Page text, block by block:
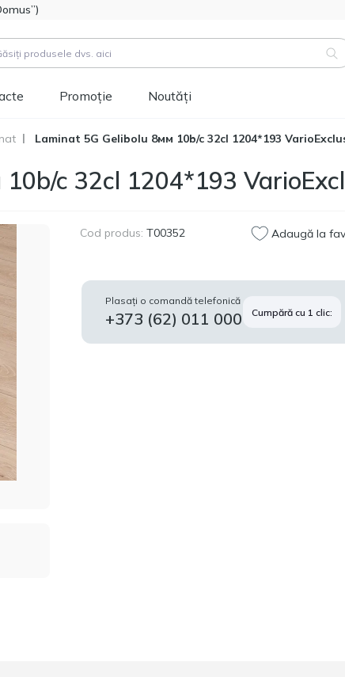
Promoție Noutăți
Cod produs: 111112
Hidroizolatie bitum-
Mastic, 4,5kg
514.60
Vopsea siliconică
pentru fațadă
Tikkurila Novasil
(baza MRA) 2,7L
1 346.60
MDL
Laminat 5G Gelibolu 8мм 10b/c 32cl 1204*193
c 32cl 1204*193
Cod produs: T00352 Adaugă la
Plasați o comandă telefonică
+373 (62) 011 000 Cumpără cu 1 clic: